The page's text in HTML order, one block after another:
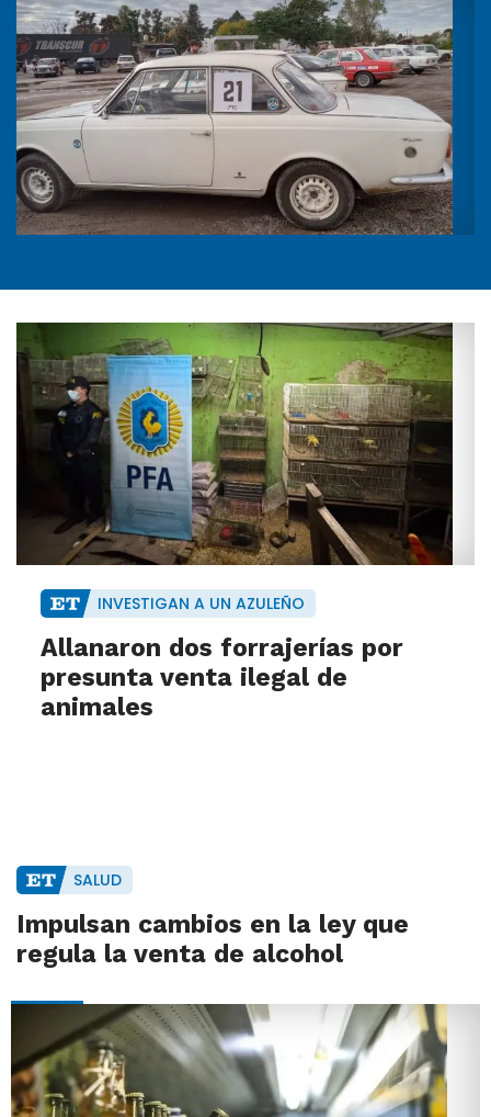
INVESTIGAN A UN AZULEÑO
Allanaron dos forrajerías por
presunta venta ilegal de
animales
SALUD
Impulsan cambios en la ley que
regula la venta de alcohol